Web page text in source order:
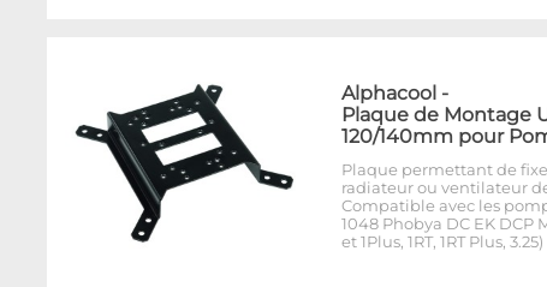
Alphacool -
Plaque de Montage
120/140mm pour
Plaque permettant de
radiateur ou ventilateur
Compatible avec les
1048 Phobya DC EK DCP
et 1Plus, 1RT, 1RT Plus, 3.25)